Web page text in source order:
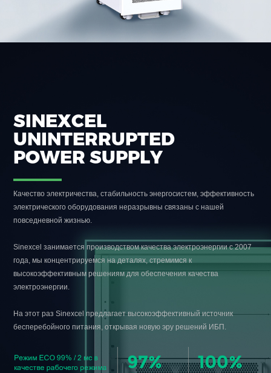
SINEXCEL
UNINTERRUPTED
POWER SUPPLY
Качество электричества, стабильность энергосистем, эффективность
электрического оборудования неразрывны связаны с нашей
повседневной жизнью.
Sinexcel занимается производством качества электроэнергии с 2007
года, мы концентрируемся на деталях, стремимся к
высокоэффективным решениям для обеспечения качества
электроэнергии.
На этот раз Sinexcel предлагает высокоэффективный источник
бесперебойного питания, открывая новую эру решений ИБП.